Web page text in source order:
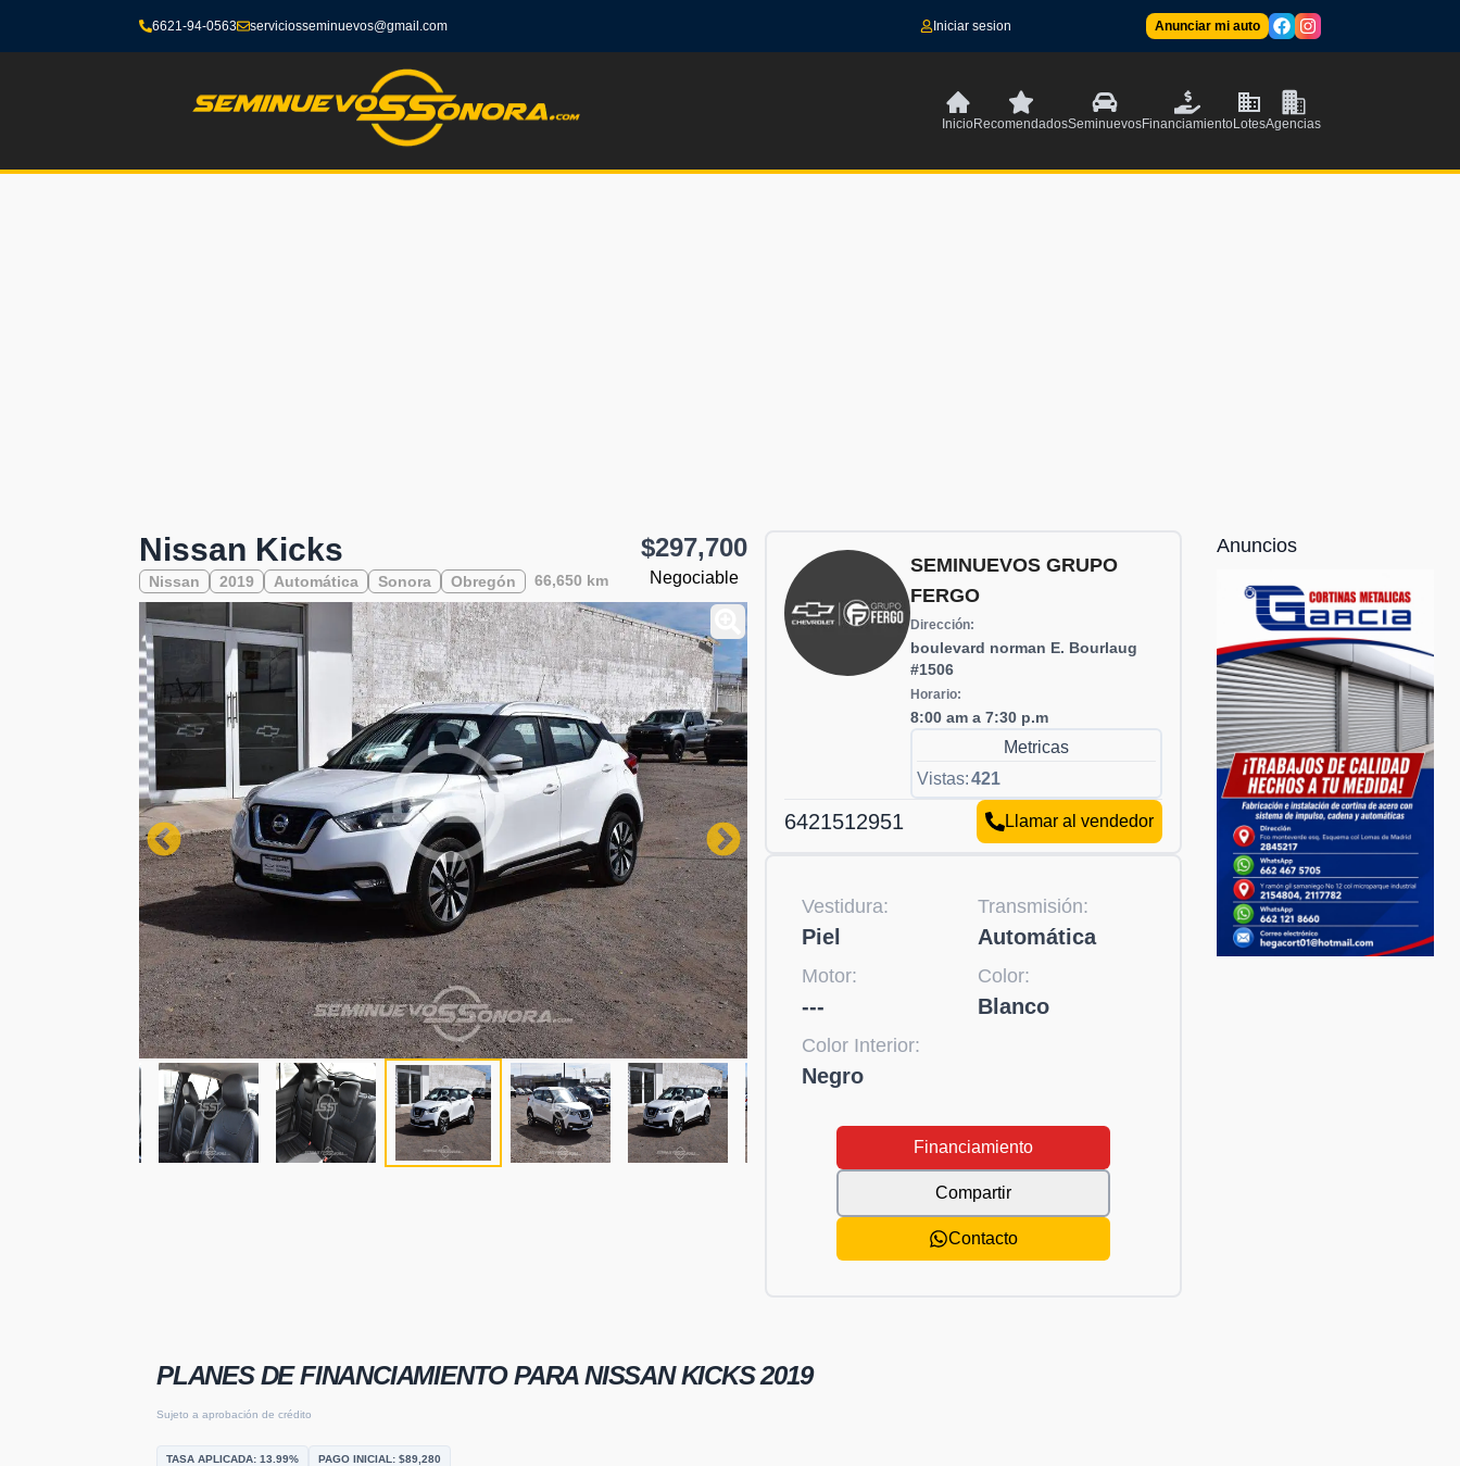
6621-94-0563 serviciosseminuevos@gmail.com Iniciar sesion Anunciar mi auto
InicioRecomendadosSeminuevosFinanciamientoLotesAgencias
Nissan Kicks
Nissan 2019 Automática Sonora Obregón 66,650 km
$297,700
Negociable
SEMINUEVOS GRUPO
FERGO
Dirección:
boulevard norman E. Bourlaug
#1506
Horario:
8:00 am a 7:30 p.m
Metricas
Vistas:421
6421512951 Llamar al vendedor
Vestidura:
Piel
Transmisión:
Automática
Motor:
---
Color:
Blanco
Color Interior:
Negro
Financiamiento
Compartir
Contacto
PLANES DE FINANCIAMIENTO PARANISSAN KICKS 2019
Sujeto a aprobación de crédito
TASA APLICADA: 13.99% PAGO INICIAL: $89,280
Anuncios